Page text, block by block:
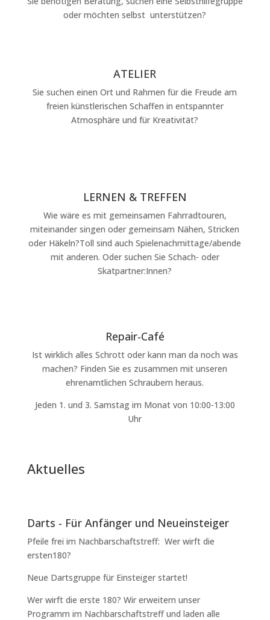
oder möchten selbst unterstützen?
ATELIER
Sie suchen einen Ort und Rahmen für die Freude am
freien künstlerischen Schaffen in entspannter
Atmosphäre und für Kreativität?
LERNEN & TREFFEN
Wie wäre es mit gemeinsamen Fahrradtouren,
miteinander singenoder gemeinsam Nähen, Stricken
oder Häkeln?Toll sind auch Spielenachmittage/abende
mit anderen. Oder suchen Sie Schach- oder
Skatpartner:Innen?
Repair-Café
Ist wirklich alles Schrott oder kann man da noch was
machen? Finden Sie es zusammen mit unseren
ehrenamtlichen Schraubern heraus.
Jeden 1. und 3. Samstag im Monat von 10:00-13:00
Uhr
Aktuelles
Darts - Für Anfänger und Neueinsteiger
Pfeile frei im Nachbarschaftstreff: Wer wirft die
ersten180?
Neue Dartsgruppe für Einsteiger startet!
Wer wirft die erste 180? Wir erweitern unser
Programm im Nachbarschaftstreff und laden alle